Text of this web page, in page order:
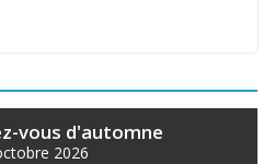
vous d'automne
2026